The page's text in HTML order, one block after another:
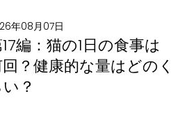
年08月07日
編：猫の1日の食事は
？健康的な量はどのく
？